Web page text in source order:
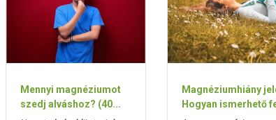
Mennyi magnéziumot
szedj alváshoz? (40...
Magnéziumhiány
Hogyan ismerhető